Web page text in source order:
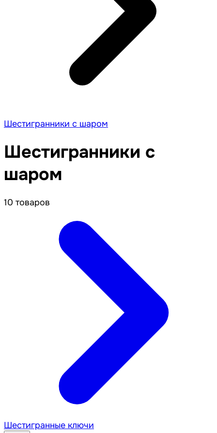
Шестигранники с шаром
Шестигранники с
шаром
10 товаров
Шестигранные ключи